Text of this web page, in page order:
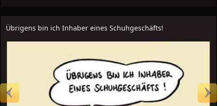
Übrigens bin ich Inhaber eines Schuhgeschäfts!